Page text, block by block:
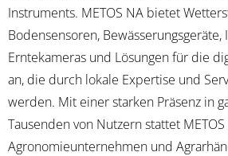
Instruments. METOS NA bietet
Bodensensoren, Bewässerungsgeräte,
Erntekameras und Lösungen für die
an, die durch lokale Expertise und
werden. Mit einer starken Präsenz in
Tausenden von Nutzern stattet
Agronomieunternehmen und